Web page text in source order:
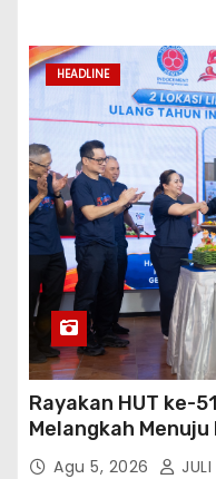
HEADLINE
Rayakan HUT ke-
Melangkah Menuju
Agu 5, 2026